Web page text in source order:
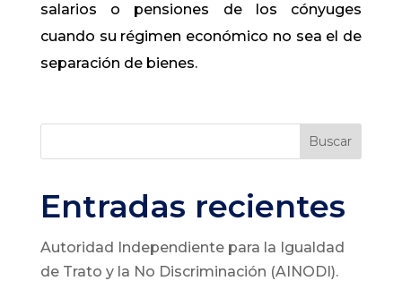
salarios o pensiones de los cónyuges
cuando su régimen económico no sea el de
separación de bienes.
Buscar
Entradas recientes
Autoridad Independiente para la Igualdad
de Trato y la No Discriminación (AINODI).